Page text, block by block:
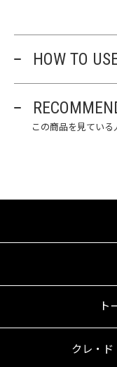
HOW TO
この商品を見ている
ト
クレ・ド